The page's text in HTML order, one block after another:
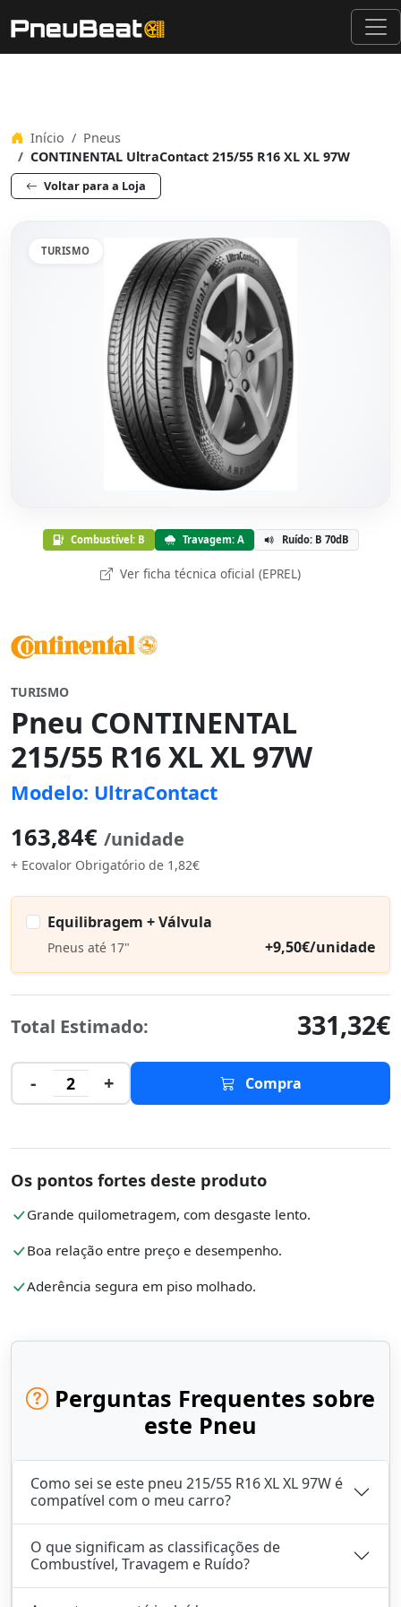
Início
Pneus
CONTINENTAL UltraContact 215/55 R16 XL XL 97W
Voltar para a Loja
TURISMO
Combustível: B Travagem: A Ruído: B 70dB
Ver ficha técnica oficial (EPREL)
TURISMO
Pneu CONTINENTAL
215/55 R16 XL XL 97W
Modelo: UltraContact
163,84€ /unidade
+ Ecovalor Obrigatório de 1,82€
Equilibragem + Válvula
Pneus até 17" +9,50€/unidade
Total Estimado: 331,32€
- 2 + Compra
Os pontos fortes deste produto
Grande quilometragem, com desgaste lento.
Boa relação entre preço e desempenho.
Aderência segura em piso molhado.
Perguntas Frequentes sobre
este Pneu
Como sei se este pneu 215/55 R16 XL XL 97W é
compatível com o meu carro?
O que significam as classificações de
Combustível, Travagem e Ruído?